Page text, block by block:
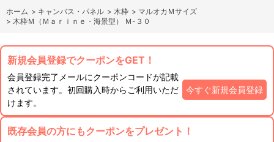
ホーム > キャンバス・パネル > 木枠 > マルオカＭサイズ
> 木枠Ｍ（Ｍａｒｉｎｅ・海景型） Ｍ-３０
新規会員登録でクーポンをGET！
会員登録完了メールにクーポンコードが記載
されています。初回購入時からご利用いただ
けます。
今すぐ新規会員登録
既存会員の方にもクーポンをプレゼント！